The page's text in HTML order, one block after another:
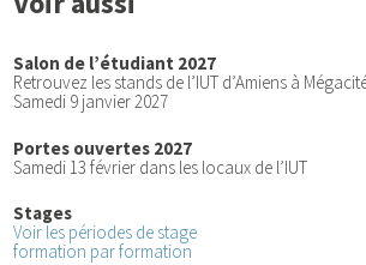
Salon de l’étudiant 2027
Retrouvez les stands de l’IUT d’Amiens à
Samedi 9 janvier 2027
Portes ouvertes 2027
Samedi 13 février dans les locaux de l’IUT
Stages
Voir les périodes de stage
formation par formation